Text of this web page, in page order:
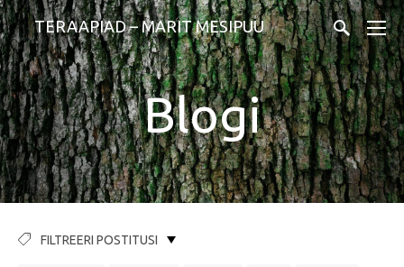
TERAAPIAD – MARIT MESIPUU
Blogi
FILTREERI POSTITUSI